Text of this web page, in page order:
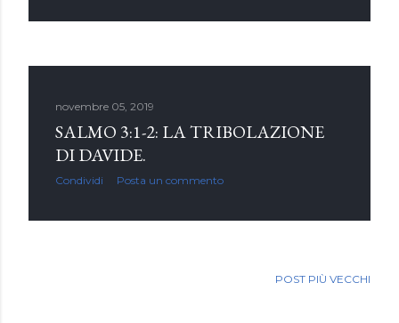
novembre 05, 2019
SALMO 3:1-2: LA TRIBOLAZIONE
DI DAVIDE.
Condividi Posta un commento
POST PIÙ VECCHI